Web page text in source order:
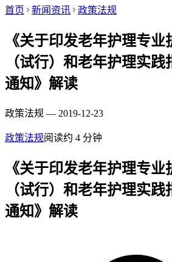
首页 新闻资讯 政策法规
《关于印发老年护理专业
（试行）和老年护理实
通知》解读
政策法规 — 2019-12-23
政策法规阅读约 4 分钟
《关于印发老年护理专业
（试行）和老年护理实
通知》解读